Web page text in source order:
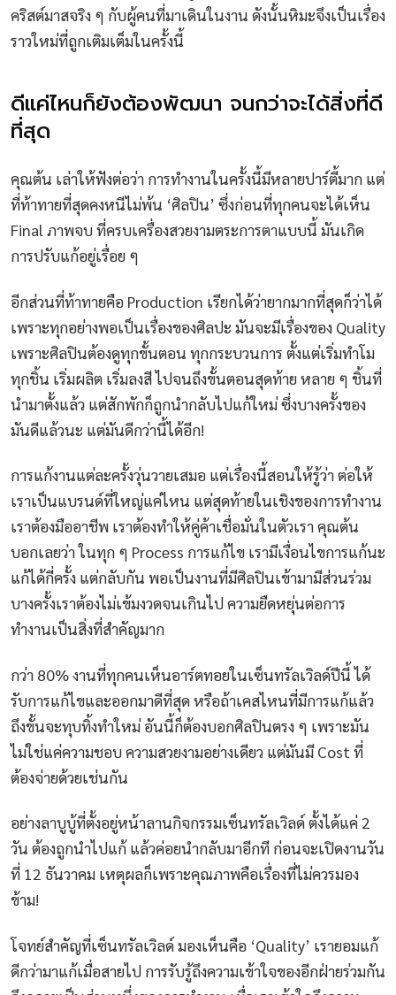
คริสต์มาสจริง ๆ กับผู้คนที่มาเดินในงาน ดังนั้นหิมะจึงเป็นเรื่อง
ราวใหม่ที่ถูกเติมเต็มในครั้งนี้
ดีแค่ไหนก็ยังต้องพัฒนา จนกว่าจะได้สิ่งที่ดี
ที่สุด
คุณต้น เล่าให้ฟังต่อว่า การทำงานในครั้งนี้มีหลายปาร์ตี้มาก แต่
ที่ท้าทายที่สุดคงหนีไม่พ้น ‘ศิลปิน’ ซึ่งก่อนที่ทุกคนจะได้เห็น
Final ภาพจบ ที่ครบเครื่องสวยงามตระการตาแบบนี้ มันเกิด
การปรับแก้อยู่เรื่อย ๆ
อีกส่วนที่ท้าทายคือ Production เรียกได้ว่ายากมากที่สุดก็ว่าได้
เพราะทุกอย่างพอเป็นเรื่องของศิลปะ มันจะมีเรื่องของ Quality
เพราะศิลปินต้องดูทุกขั้นตอน ทุกกระบวนการ ตั้งแต่เริ่มทำโม
ทุกชิ้น เริ่มผลิต เริ่มลงสี ไปจนถึงขั้นตอนสุดท้าย หลาย ๆ ชิ้นที่
นำมาตั้งแล้ว แต่สักพักก็ถูกนำกลับไปแก้ใหม่ ซึ่งบางครั้งของ
มันดีแล้วนะ แต่มันดีกว่านี้ได้อีก!
การแก้งานแต่ละครั้งวุ่นวายเสมอ แต่เรื่องนี้สอนให้รู้ว่า ต่อให้
เราเป็นแบรนด์ที่ใหญ่แค่ไหน แต่สุดท้ายในเชิงของการทำงาน
เราต้องมืออาชีพ เราต้องทำให้คู่ค้าเชื่อมั่นในตัวเรา คุณต้น
บอกเลยว่า ในทุก ๆ Process การแก้ไข เรามีเงื่อนไขการแก้นะ
แก้ได้กี่ครั้ง แต่กลับกัน พอเป็นงานที่มีศิลปินเข้ามามีส่วนร่วม
บางครั้งเราต้องไม่เข้มงวดจนเกินไป ความยืดหยุ่นต่อการ
ทำงานเป็นสิ่งที่สำคัญมาก
กว่า 80% งานที่ทุกคนเห็นอาร์ตทอยในเซ็นทรัลเวิลด์ปีนี้ ได้
รับการแก้ไขและออกมาดีที่สุด หรือถ้าเคสไหนที่มีการแก้แล้ว
ถึงขั้นจะทุบทิ้งทำใหม่ อันนี้ก็ต้องบอกศิลปินตรง ๆ เพราะมัน
ไม่ใช่แค่ความชอบ ความสวยงามอย่างเดียว แต่มันมี Cost ที่
ต้องจ่ายด้วยเช่นกัน
อย่างลาบูบู้ที่ตั้งอยู่หน้าลานกิจกรรมเซ็นทรัลเวิลด์ ตั้งได้แค่ 2
วัน ต้องถูกนำไปแก้ แล้วค่อยนำกลับมาอีกที ก่อนจะเปิดงานวัน
ที่ 12 ธันวาคม เหตุผลก็เพราะคุณภาพคือเรื่องที่ไม่ควรมอง
ข้าม!
โจทย์สำคัญที่เซ็นทรัลเวิลด์ มองเห็นคือ ‘Quality’ เรายอมแก้
ดีกว่ามาแก้เมื่อสายไป การรับรู้ถึงความเข้าใจของอีกฝ่ายร่วมกัน